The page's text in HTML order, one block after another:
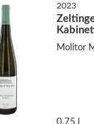
2023
Molitor
0,75 l